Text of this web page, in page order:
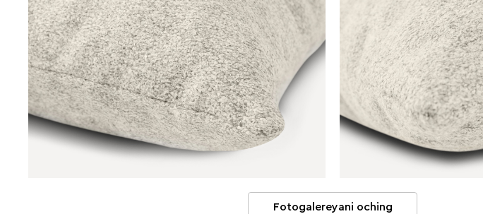
Fotogalereyani oching